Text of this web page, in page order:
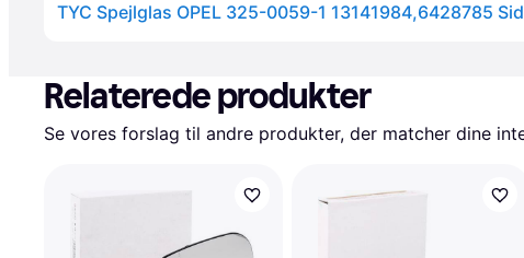
Relaterede produkter
Se vores forslag til andre produkter, der matcher dine